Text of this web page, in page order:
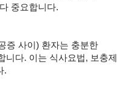
중요합니다.
증 사이) 환자는 충분한
니다. 이는 식사요법, 보충제
.